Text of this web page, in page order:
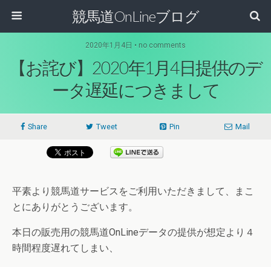
競馬道OnLineブログ
2020年1月4日 • no comments
【お詫び】2020年1月4日提供のデ
ータ遅延につきまして
Share Tweet Pin Mail
平素より競馬道サービスをご利用いただきまして、まこ
とにありがとうございます。
本日の販売用の競馬道OnLineデータの提供が想定より４
時間程度遅れてしまい、